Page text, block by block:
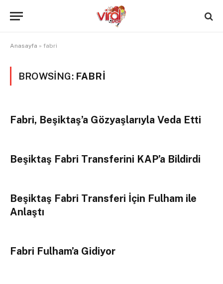
Anasayfa » fabri
BROWSING: FABRI
Fabri, Beşiktaş’a Gözyaşlarıyla Veda Etti
Beşiktaş Fabri Transferini KAP’a Bildirdi
Beşiktaş Fabri Transferi İçin Fulham ile
Anlaştı
Fabri Fulham’a Gidiyor